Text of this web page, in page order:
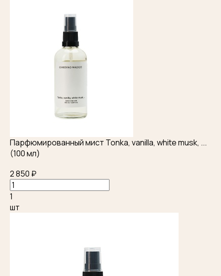
Парфюмированный мист Tonka, vanilla, white musk, ...
(100 мл)
2 850 ₽
1
шт